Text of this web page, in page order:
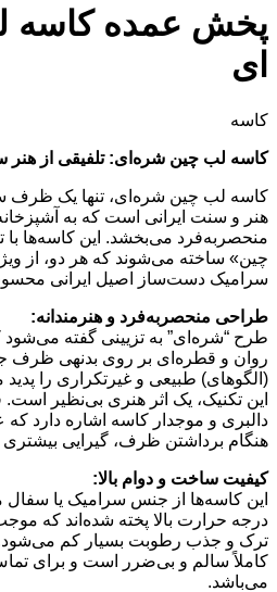
پخش عمده کاسه
ای
کاسه
کاسه لب چین شره‌ای: تلفیقی از هنر
کاسه لب چین شره‌ای، تنها یک ظرف
هنر و سنت ایرانی است که به
منحصربه‌فرد می‌بخشد. این کاسه‌ها
چین» ساخته می‌شوند که هر دو، از
سرامیک دست‌ساز اصیل ایرانی
طراحی منحصربه‌فرد و هنرمندانه:
طرح “شره‌ای” به تزیینی گفته
(الگوهای) طبیعی و غیرتکراری را
این تکنیک، یک اثر هنری بی‌نظیر است.
دالبری و موجدار کاسه اشاره دارد که
هنگام برداشتن ظرف، گیرایی
کیفیت ساخت و دوام بالا:
این کاسه‌ها از جنس سرامیک یا سفال
درجه حرارت بالا پخته شده‌اند که
ترک و جذب رطوبت بسیار کم می‌شود.
کاملاً سالم و بی‌ضرر است و برای تماس
می‌باشد.